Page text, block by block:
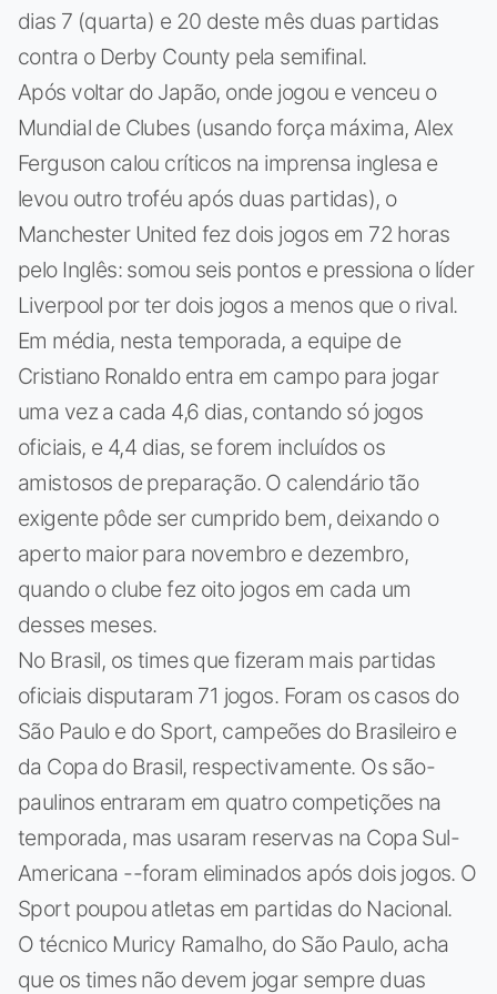
dias 7 (quarta) e 20 deste mês duas partidas
contra o Derby County pela semifinal.
Após voltar do Japão, onde jogou e venceu o
Mundial de Clubes (usando força máxima, Alex
Ferguson calou críticos na imprensa inglesa e
levou outro troféu após duas partidas), o
Manchester United fez dois jogos em 72 horas
pelo Inglês: somou seis pontos e pressiona o líder
Liverpool por ter dois jogos a menos que o rival.
Em média, nesta temporada, a equipe de
Cristiano Ronaldo entra em campo para jogar
uma vez a cada 4,6 dias, contando só jogos
oficiais, e 4,4 dias, se forem incluídos os
amistosos de preparação. O calendário tão
exigente pôde ser cumprido bem, deixando o
aperto maior para novembro e dezembro,
quando o clube fez oito jogos em cada um
desses meses.
No Brasil, os times que fizeram mais partidas
oficiais disputaram 71 jogos. Foram os casos do
São Paulo e do Sport, campeões do Brasileiro e
da Copa do Brasil, respectivamente. Os são-
paulinos entraram em quatro competições na
temporada, mas usaram reservas na Copa Sul-
Americana --foram eliminados após dois jogos. O
Sport poupou atletas em partidas do Nacional.
O técnico Muricy Ramalho, do São Paulo, acha
que os times não devem jogar sempre duas